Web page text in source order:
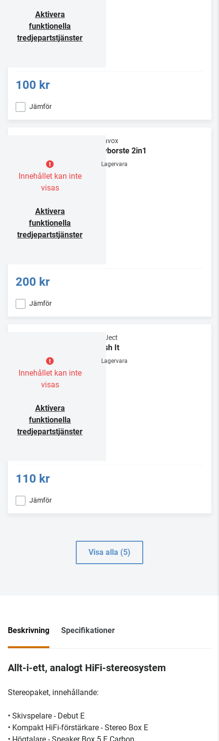
Aktivera
funktionella
tredjepartstjänster
100 kr
Jämför
Innehållet kan inte
visas
Aktivera
funktionella
tredjepartstjänster
Dynavox
Skivborste 2in1
Lagervara
200 kr
Jämför
Innehållet kan inte
visas
Aktivera
funktionella
tredjepartstjänster
Pro-Ject
Brush It
Lagervara
110 kr
Jämför
Visa alla (5)
Beskrivning Specifikationer
Allt-i-ett, analogt HiFi-stereosystem
Stereopaket, innehållande:
• Skivspelare - Debut E
• Kompakt HiFi-förstärkare - Stereo Box E